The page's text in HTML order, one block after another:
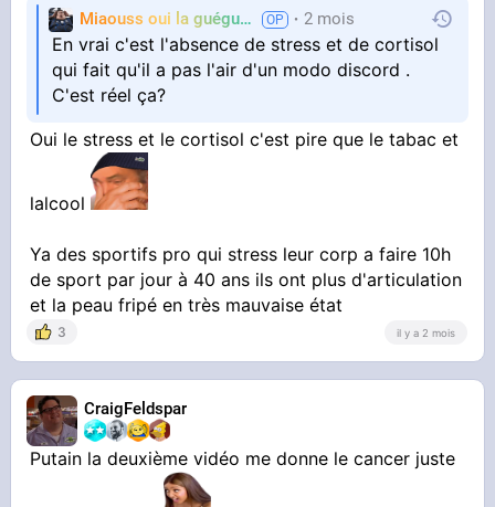
cancer, charcot, etre tétraplégique
Ton petit Theophane va très bien il voit juste le
monde tel qu'il est et en souffre car il n'a pas
de modèle ou de but qui le pousse a faire autre
chose
( beaucoup dans cette situation aussi on des
circuits dopaminergiques flingués et ça ni la
psychiatrie ni le coup de pied au cul suffise )
Mais bon tout le monde s'en branle de toute
Miaouss oui la guéguérre TF6 2 mois
En vrai c'est l'absence de stress et de cortisol
qui fait qu'il a pas l'air d'un modo discord .
C'est réel ça?
Oui le stress et le cortisol c'est pire que le tabac et
lalcool
Ya des sportifs pro qui stress leur corp a faire 10h
de sport par jour à 40 ans ils ont plus d'articulation
et la peau fripé en très mauvaise état
3 il y a 2 mois
CraigFeldspar
Putain la deuxième vidéo me donne le cancer juste